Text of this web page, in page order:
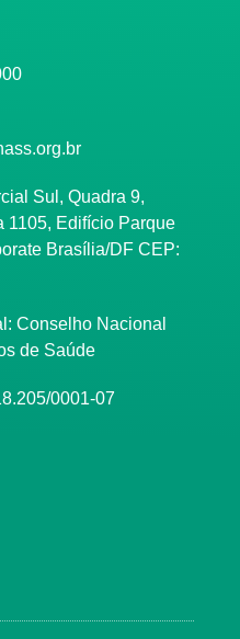
Sul, Quadra 9,
1105, Edifício Parque
Brasília/DF CEP:
Conselho Nacional
de Saúde
0001-07